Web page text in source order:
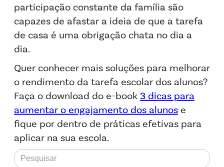
participação constante da família são
capazes de afastar a ideia de que a tarefa
de casa é uma obrigação chata no dia a
dia.
Quer conhecer mais soluções para melhorar
o rendimento da tarefa escolar dos alunos?
Faça o download do e-book 3 dicas para
aumentar o engajamento dos alunos e
fique por dentro de práticas efetivas para
aplicar na sua escola.